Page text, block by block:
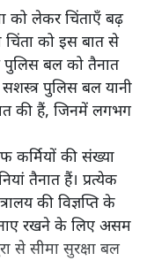
को लेकर चिंताएँ बढ़
चिंता को इस बात से
पुलिस बल को तैनात
सशस्त्र पुलिस बल यानी
की हैं, जिनमें लगभग
कर्मियों की संख्या
तैनात हैं। प्रत्येक
की विज्ञप्ति के
रखने के लिए असम
से सीमा सुरक्षा बल